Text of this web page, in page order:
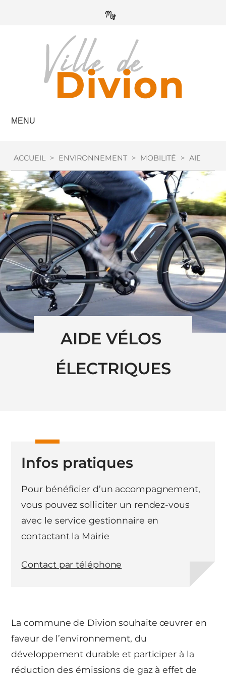
MENU
ACCUEIL > ENVIRONNEMENT > MOBILITÉ > AIDE
AIDE VÉLOS
ÉLECTRIQUES
La commune de Divion souhaite œuvrer en
faveur de l’environnement, du
développement durable et participer à la
réduction des émissions de gaz à effet de
Infos pratiques
Pour bénéficier d’un accompagnement,
vous pouvez solliciter un rendez-vous
avec le service gestionnaire en
contactant la Mairie
Contact par téléphone